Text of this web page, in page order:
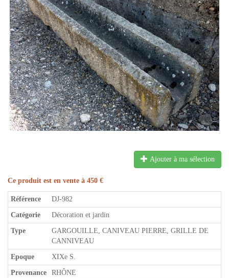
Ajouter à ma sélection
Ce produit est en vente à 450 €
Référence DJ-982
Catégorie Décoration et jardin
Type
GARGOUILLE, CANIVEAU PIERRE, GRILLE DE
CANNIVEAU
Epoque XIXe S.
Provenance RHÔNE